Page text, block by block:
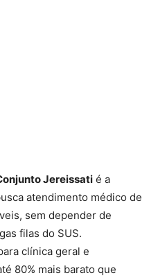
Jereissati é a
atendimento médico de
sem depender de
filas do SUS.
clínica geral e
80% mais barato que